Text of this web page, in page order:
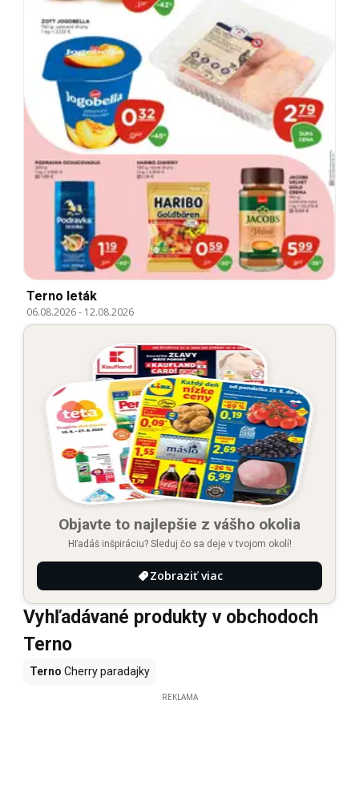
Terno leták
06.08.2026- 12.08.2026
Objavte to najlepšie z vášho okolia
Hľadáš inšpiráciu? Sleduj čo sa deje v tvojom okolí!
Zobraziť viac
Vyhľadávané produkty v obchodoch
Terno
Terno Cherry paradajky
REKLAMA